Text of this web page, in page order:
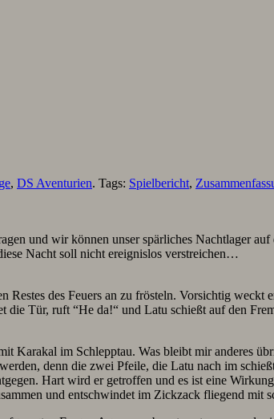
, DS Aventurien. Tags: Spielbericht,
und wir können unser spärliches Nachtlager
Nacht soll nicht ereignislos verstreichen…
des Feuers an zu frösteln. Vorsichtig weckt
Tür, ruft “He da!“ und Latu schießt auf den
Karakal im Schlepptau. Was bleibt mir anderes
denn die zwei Pfeile, die Latu nach im
Hart wird er getroffen und es ist eine
und entschwindet im Zickzack fliegend